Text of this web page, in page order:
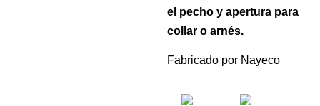
el pecho y apertura para
collar o arnés.
Fabricado por Nayeco